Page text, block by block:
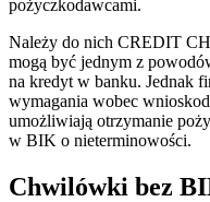
pożyczkodawcami.
Należy do nich CREDIT
mogą być jednym z
na kredyt w banku. Jednak
wymagania wobec
umożliwiają otrzymanie
w BIK o nieterminowości.
Chwilówki bez